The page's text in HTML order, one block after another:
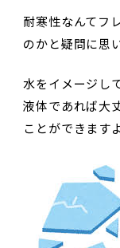
耐寒性なんてフ
のかと疑問に思
水をイメージし
液体であれば大
ことができます